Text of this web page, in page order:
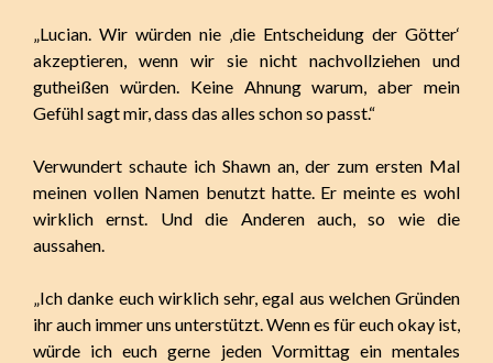
„Lucian. Wir würden nie ‚die Entscheidung der Götter‘
akzeptieren, wenn wir sie nicht nachvollziehen und
gutheißen würden. Keine Ahnung warum, aber mein
Gefühl sagt mir, dass das alles schon so passt.“
Verwundert schaute ich Shawn an, der zum ersten Mal
meinen vollen Namen benutzt hatte. Er meinte es wohl
wirklich ernst. Und die Anderen auch, so wie die
aussahen.
„Ich danke euch wirklich sehr, egal aus welchen Gründen
ihr auch immer uns unterstützt. Wenn es für euch okay ist,
würde ich euch gerne jeden Vormittag ein mentales